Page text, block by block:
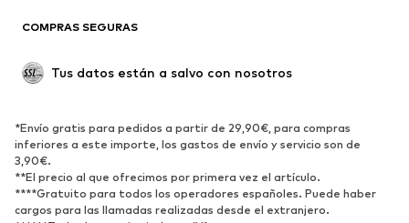
Tallas grandes
Reciclado
ZAPATOS
Nuevo
Zapatillas de deporte
Botines
Zapatos de tacón y plataforma Botas
COMPRAS SEGURAS
Tus datos están a salvo con nosotros
*Envío gratis para pedidos a partir de 29,90€, para compras
inferiores a este importe, los gastos de envío y servicio son de
3,90€.
**El precio al que ofrecimos por primera vez el artículo.
****Gratuito para todos los operadores españoles. Puede haber
cargos para las llamadas realizadas desde el extranjero.